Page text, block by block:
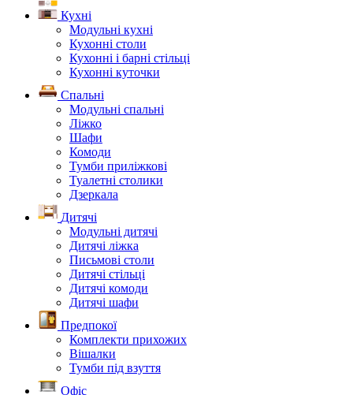
Кухні
Модульні кухні
Кухонні столи
Кухонні і барні стільці
Кухонні куточки
Спальні
Модульні спальні
Ліжко
Шафи
Комоди
Тумби приліжкові
Туалетні столики
Дзеркала
Дитячі
Модульні дитячі
Дитячі ліжка
Письмові столи
Дитячі стільці
Дитячі комоди
Дитячі шафи
Предпокої
Комплекти прихожих
Вішалки
Тумби під взуття
Офіс